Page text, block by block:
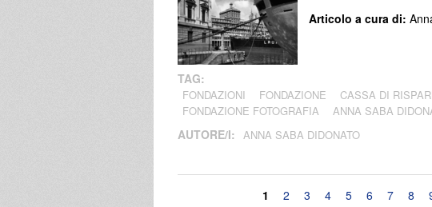
Articolo a cura di:
TAG:
FONDAZIONI FONDAZIONE
CASSA DI
FONDAZIONE FOTOGRAFIA
ANNA SABA
AUTORE/I: ANNA SABA DIDONATO
1 2 3 4 5 6 7 8